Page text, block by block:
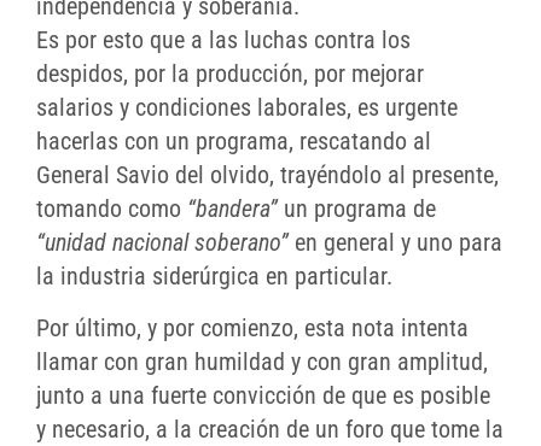
independencia y soberanía.
Es por esto que a las luchas contra los
despidos, por la producción, por mejorar
salarios y condiciones laborales, es urgente
hacerlas con un programa, rescatando al
General Savio del olvido, trayéndolo al presente,
tomando como “bandera”un programa de
“unidad nacional soberano”en general y uno para
la industria siderúrgica en particular.
Por último, y por comienzo, esta nota intenta
llamar con gran humildad y con gran amplitud,
junto a una fuerte convicción de que es posible
y necesario, a la creación de un foro que tome la